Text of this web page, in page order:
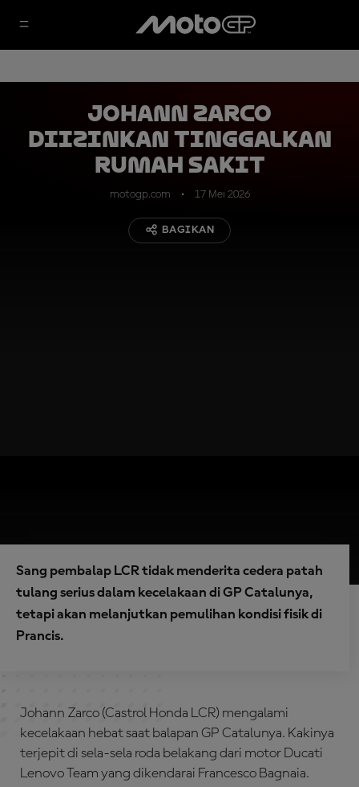
Johann Zarco
Diizinkan Tinggalkan
Rumah Sakit
motogp.com 17 Mei 2026
BAGIKAN
Sang pembalap LCR tidak menderita cedera patah
tulang serius dalam kecelakaan di GP Catalunya,
tetapi akan melanjutkan pemulihan kondisi fisik di
Prancis.
Johann Zarco (Castrol Honda LCR) mengalami
kecelakaan hebat saat balapan GP Catalunya. Kakinya
terjepit di sela-sela roda belakang dari motor Ducati
Lenovo Team yang dikendarai Francesco Bagnaia.